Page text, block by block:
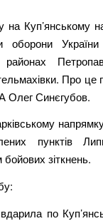
Куп’янському
України
Про це
Олег Синєгубов.
пунктів
бойових зіткнень.
по